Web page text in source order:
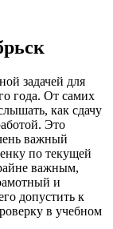
задачей для
года. От самих
как сдачу
Это
важный
по текущей
важным,
и
допустить к
в учебном